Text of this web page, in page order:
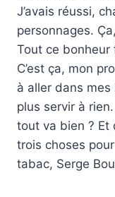
J’avais réussi,
personnages.
Tout ce bonheur
C’est ça, mon
à aller dans mes
plus servir à
tout va bien ? Et
trois choses
tabac, Serge